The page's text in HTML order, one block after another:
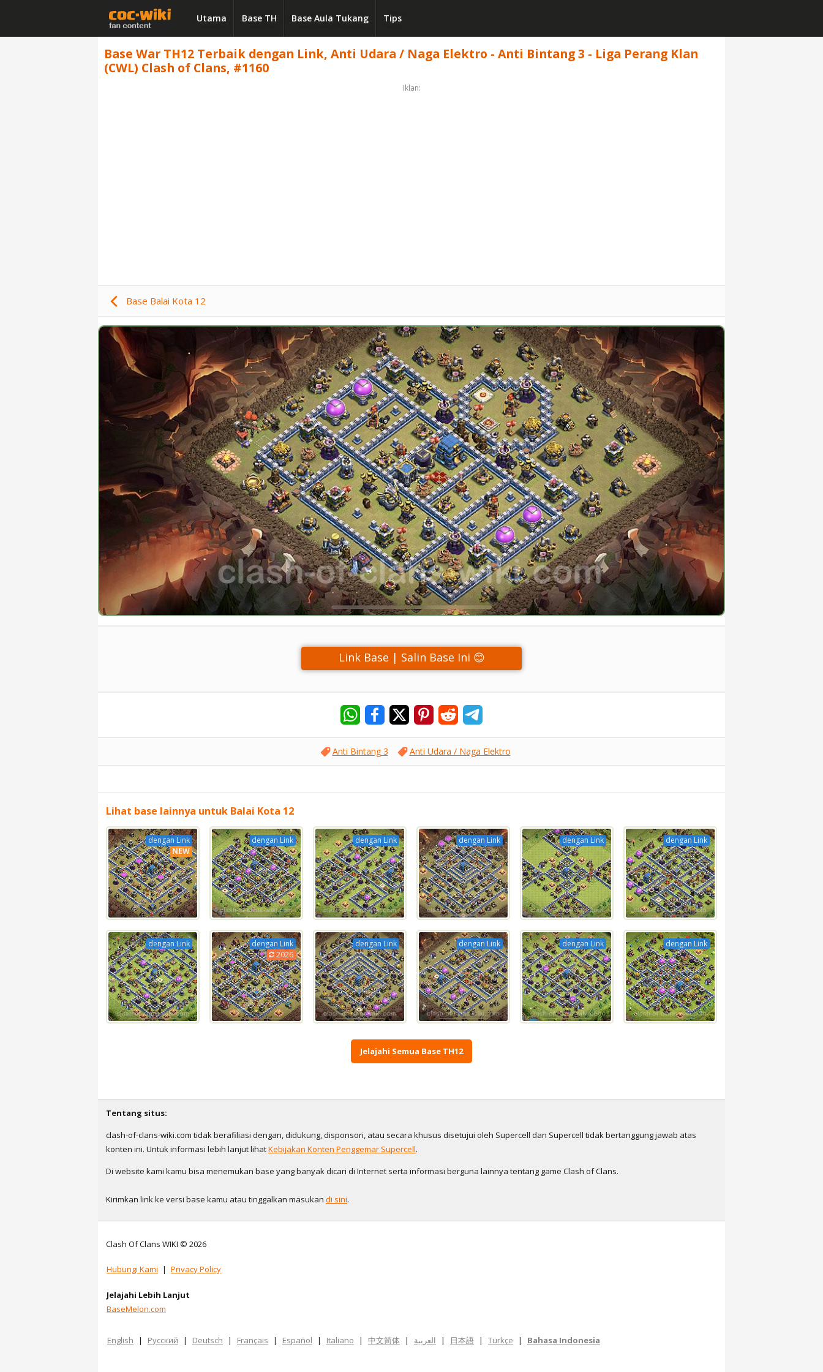
Utama Base TH Base Aula Tukang Tips
Base War TH12 Terbaik dengan Link, Anti Udara / Naga Elektro - Anti Bintang 3 - Liga Perang Klan
(CWL) Clash of Clans, #1160
Iklan:
Base Balai Kota 12
Link Base | Salin Base Ini 😊
Anti Bintang 3 Anti Udara / Naga Elektro
Lihat base lainnya untuk Balai Kota 12
dengan Link
NEW
dengan Link dengan Link dengan Link dengan Link dengan Link
dengan Link
dengan Link
2026
dengan Link dengan Link dengan Link dengan Link
Jelajahi Semua Base TH12
Tentang situs:
clash-of-clans-wiki.com tidak berafiliasi dengan, didukung, disponsori, atau secara khusus disetujui oleh Supercell dan Supercell tidak bertanggung jawab atas
konten ini. Untuk informasi lebih lanjut lihatKebijakan Konten Penggemar Supercell.
Di website kami kamu bisa menemukan base yang banyak dicari di Internet serta informasi berguna lainnya tentang game Clash of Clans.
Kirimkan link ke versi base kamu atau tinggalkan masukan di sini.
Clash Of Clans WIKI © 2026
Hubungi Kami | Privacy Policy
Jelajahi Lebih Lanjut
BaseMelon.com
English | Русский | Deutsch | Français | Español | Italiano | 中文简体 | العربية | 日本語 | Türkçe | Bahasa Indonesia